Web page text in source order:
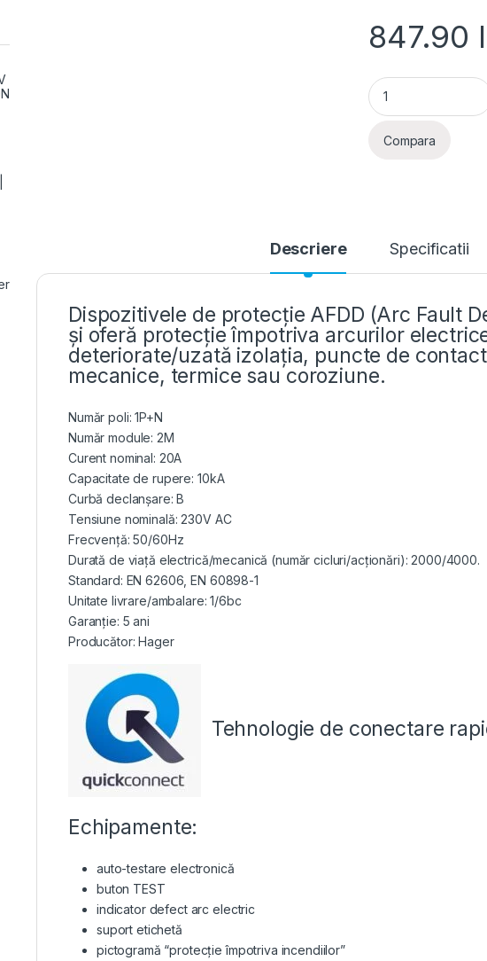
847.90
Dispozitiv
Compara
Descriere Specificatii
Dispozitivele de protecție AFDD (Arc Fault
și oferă protecție împotriva arcurilor
deteriorate/uzată izolația, puncte de
mecanice, termice sau coroziune.
Număr poli: 1P+N
Număr module: 2M
Curent nominal: 20A
Capacitate de rupere: 10kA
Curbă declanșare: B
Tensiune nominală: 230V AC
Frecvență: 50/60Hz
Durată de viață electrică/mecanică (număr cicluri/acționări): 2000/4000.
Standard: EN 62606, EN 60898-1
Unitate livrare/ambalare: 1/6bc
Garanție: 5 ani
Producător: Hager
Tehnologie de conectare
Echipamente:
auto-testare electronică
buton TEST
indicator defect arc electric
suport etichetă
pictogramă “protecție împotriva incendiilor”